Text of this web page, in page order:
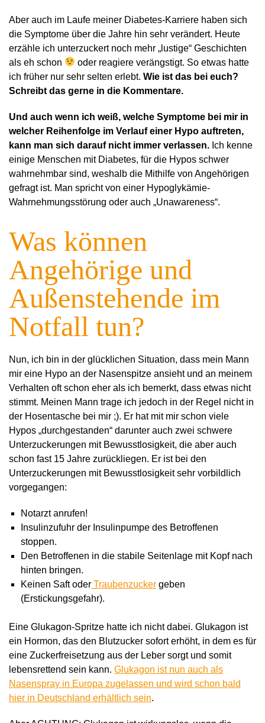
Aber auch im Laufe meiner Diabetes-Karriere haben sich
die Symptome über die Jahre hin sehr verändert. Heute
erzähle ich unterzuckert noch mehr „lustige“ Geschichten
als eh schon
oder reagiere verängstigt. So etwas hatte
ich früher nur sehr selten erlebt. Wie ist das bei euch?
Schreibt das gerne in die Kommentare.
Und auch wenn ich weiß, welche Symptome bei mir in
welcher Reihenfolge im Verlauf einer Hypo auftreten,
kann man sich darauf nicht immer verlassen. Ich kenne
einige Menschen mit Diabetes, für die Hypos schwer
wahrnehmbar sind, weshalb die Mithilfe von Angehörigen
gefragt ist. Man spricht von einer Hypoglykämie-
Wahrnehmungsstörung oder auch „Unawareness“.
Was können
Angehörige und
Außenstehende im
Notfall tun?
Nun, ich bin in der glücklichen Situation, dass mein Mann
mir eine Hypo an der Nasenspitze ansieht und an meinem
Verhalten oft schon eher als ich bemerkt, dass etwas nicht
stimmt. Meinen Mann trage ich jedoch in der Regel nicht in
der Hosentasche bei mir ;). Er hat mit mir schon viele
Hypos „durchgestanden“ darunter auch zwei schwere
Unterzuckerungen mit Bewusstlosigkeit, die aber auch
schon fast 15 Jahre zurückliegen. Er ist bei den
Unterzuckerungen mit Bewusstlosigkeit sehr vorbildlich
vorgegangen:
Notarzt anrufen!
Insulinzufuhr der Insulinpumpe des Betroffenen
stoppen.
Den Betroffenen in die stabile Seitenlage mit Kopf nach
hinten bringen.
Keinen Saft oder Traubenzucker geben
(Erstickungsgefahr).
Eine Glukagon-Spritze hatte ich nicht dabei. Glukagon ist
ein Hormon, das den Blutzucker sofort erhöht, in dem es für
eine Zuckerfreisetzung aus der Leber sorgt und somit
lebensrettend sein kann. Glukagon ist nun auch als
Nasenspray in Europa zugelassen und wird schon bald
hier in Deutschland erhältlich sein.